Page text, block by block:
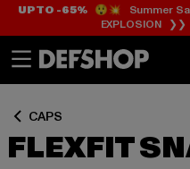
UP TO -65%😲💥 Summer
EXPLOSION ❯❯
CAPS
FLEXFIT